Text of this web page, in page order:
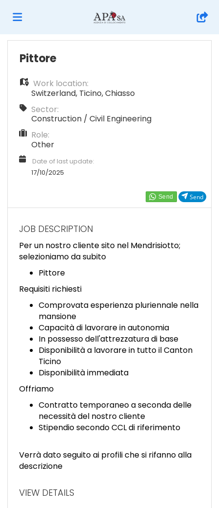
Home
Job
list
Upload
FR
IT
DE
ES
PT
Send
Pittore
Work location:
Switzerland, Ticino,Chiasso
Sector:
Construction / Civil Engineering
Role:
Other
Date of last update:
17/10/2025
JOB DESCRIPTION
Per un nostro cliente sito nel Mendrisiotto;
selezioniamo da subito
Pittore
Requisiti richiesti
Comprovata esperienza pluriennale nella
mansione
Capacità di lavorare in autonomia
In possesso dell'attrezzatura di base
Disponibilità a lavorare in tutto il Canton
Ticino
Disponibilità immediata
Offriamo
Contratto temporaneo a seconda delle
necessità del nostro cliente
Stipendio secondo CCL di riferimento
Verrà dato seguito ai profili che si rifanno alla
descrizione
VIEW DETAILS